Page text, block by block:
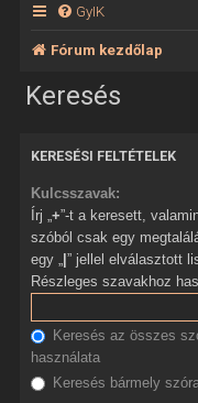
GyIK
Fórum kezdőlap
Keresés
KERESÉSI FELTÉTELEK
Kulcsszavak:
Írj „ +”-t a keresett, valamint
szóból csak egy
egy „ |” jellel elválasztott
Részleges szavakhoz
Keresés az összes
használata
Keresés bármely